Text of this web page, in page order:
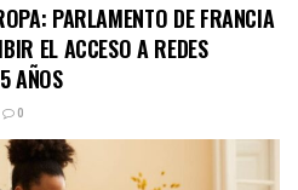
PARLAMENTO DE FRANCIA
EL ACCESO A REDES
AÑOS
0